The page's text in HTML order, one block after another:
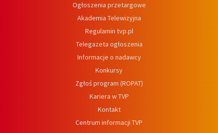
Ogłoszenia przetargowe
Akademia Telewizyjna
Regulamin tvp.pl
Telegazeta ogłoszenia
Informacje o nadawcy
Konkursy
Zgłoś program (ROPAT)
Kariera w TVP
Kontakt
Centrum informacji TVP